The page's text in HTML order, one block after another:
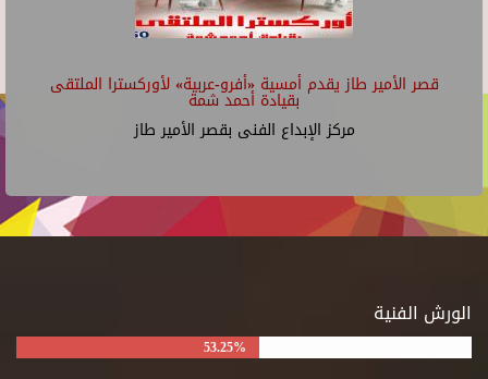
قصر الأمير طاز يقدم أمسية «أفرو-عربية» لأوركسترا الملتقى
بقيادة أحمد شمة
مركز الإبداع الفنى بقصر الأمير طاز
الورش الفنية
53.25%